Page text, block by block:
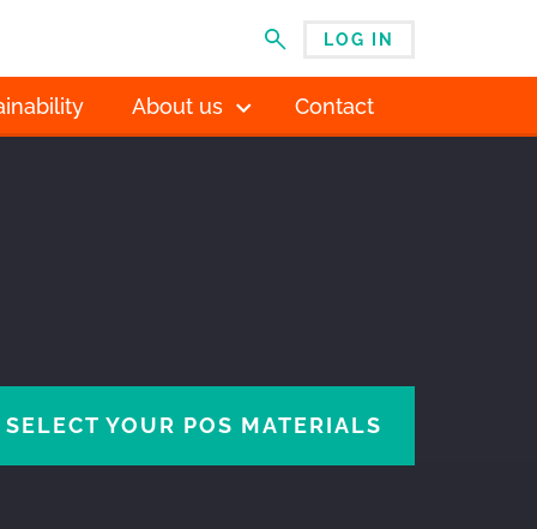
LOG IN
MENU
About us Contact
SELECT YOUR POS MATERIALS